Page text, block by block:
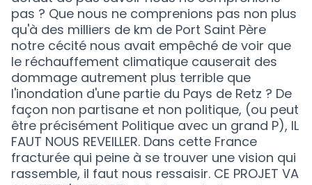
pas ? Que nous ne comprenions pas non plus
qu'à des milliers de km de Port Saint Père
notre cécité nous avait empêché de voir que
le réchauffement climatique causerait des
dommage autrement plus terrible que
l'inondation d'une partie du Pays de Retz ? De
façon non partisane et non politique, (ou peut
être précisément Politique avec un grand P), IL
FAUT NOUS REVEILLER. Dans cette France
fracturée qui peine à se trouver une vision qui
rassemble, il faut nous ressaisir. CE PROJET VA